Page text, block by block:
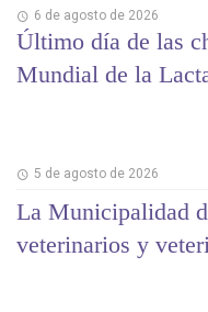
6 de agosto de 2026
Último día de las
Mundial de la
5 de agosto de 2026
La Municipalidad
veterinarios y